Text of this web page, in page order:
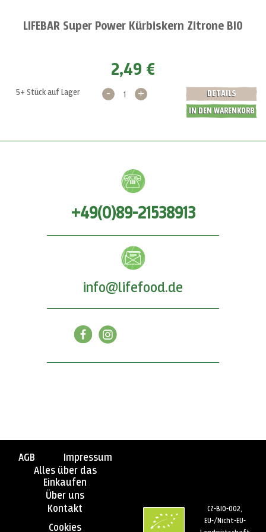
LIFEBAR Super Power Kürbiskern Zitrone BIO
2,49 €
5+ Stück auf Lager DETAILS
- +
IN DEN WARENKORB
+49(0)89-21538913
info@lifefood.de
AGB
Impressum
Alles über das
Einkaufen
Über uns
Kontakt
Cookies
CZ-BIO-002,
EU-/Nicht-EU-